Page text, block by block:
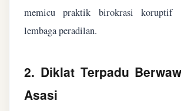
memicu praktik birokrasi koruptif
lembaga peradilan.
2. Diklat Terpadu
Asasi